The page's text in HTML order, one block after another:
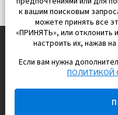
EUROPISOL 2002 S.L.
Строим и продаем дома
для счастливой жизни в
к вашим поисковым
можете принять все
«ПРИНЯТЬ», или
настроить их, нажав
Если вам нужна
ПОЛИТИКОЙ